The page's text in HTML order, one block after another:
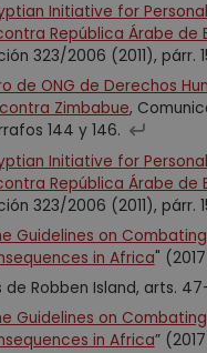
Initiative for
República Árabe de
323/2006 (2011), párr.
de ONG de Derechos
Zimbabue,
144 y 146.
Initiative for
República Árabe de
323/2006 (2011), párr.
Guidelines on
in Africa"
Robben Island, arts.
Guidelines on
in Africa”